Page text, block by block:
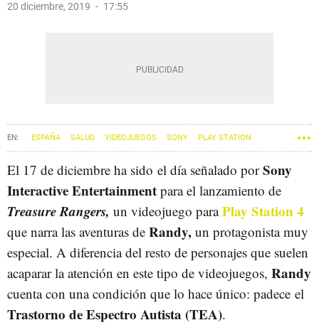
20 diciembre, 2019 17:55
ESPAÑA SALUD VIDEOJUEGOS SONY PLAY STATION
El 17 de diciembre ha sido el día señalado porSony
Interactive Entertainment para el lanzamiento de
Treasure Rangers, un videojuego paraPlay Station 4
que narra las aventuras de Randy, un protagonista muy
especial. A diferencia del resto de personajes que suelen
acaparar la atención en este tipo de videojuegos, Randy
cuenta con una condición que lo hace único: padece el
Trastorno de Espectro Autista (TEA).